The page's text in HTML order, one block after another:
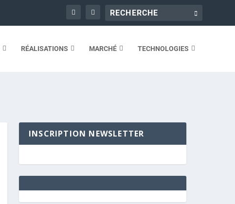
RÉALISATIONS MARCHÉ TECHNOLOGIES
INSCRIPTION NEWSLETTER